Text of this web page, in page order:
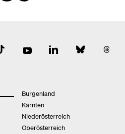
Burgenland
Kärnten
Niederösterreich
Oberösterreich